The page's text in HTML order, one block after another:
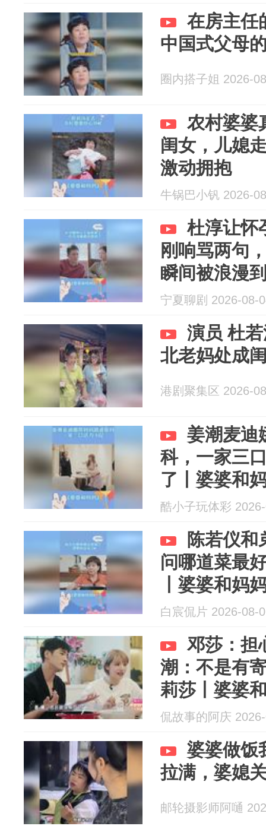
在房主任
中国式父母
圈内搭子姐 2026-
农村婆婆
闺女，儿媳
激动拥抱
牛锅巴小钒 2026-
杜淳让怀
刚响骂两句
瞬间被浪漫
宁夏聊剧 2026-08-
演员 杜
北老妈处成
港剧聚集区 2026-
姜潮麦迪
科，一家三
了丨婆婆和
酷小子玩体彩
陈若仪和
问哪道菜最
丨婆婆和妈
白宸侃片 2026-08-
邓莎：担
潮：不是有
莉莎丨婆婆
侃故事的阿庆
婆婆做饭
拉满，婆媳
邮轮摄影师阿嗵